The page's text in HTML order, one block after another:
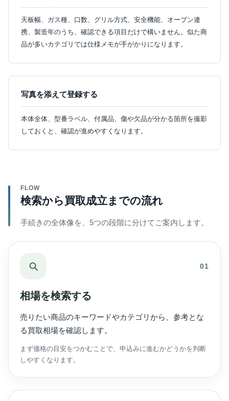
天板幅、ガス種、口数、グリル方式、安全機能、オーブン連
携、製造年のうち、確認できる項目だけで構いません。似た商
品が多いカテゴリでは仕様メモが手がかりになります。
写真を添えて登録する
本体全体、型番ラベル、付属品、傷や欠品が分かる箇所を撮影
しておくと、確認が進めやすくなります。
FLOW
検索から買取成立までの流れ
手続きの全体像を、5つの段階に分けてご案内します。
01
相場を検索する
売りたい商品のキーワードやカテゴリから、参考とな
る買取相場を確認します。
まず価格の目安をつかむことで、申込みに進むかどうかを判断
しやすくなります。